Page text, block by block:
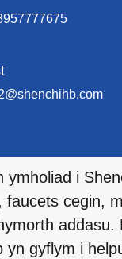
ymholiad i
faucets cegin,
addasu.
yn gyflym i